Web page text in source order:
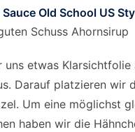
Old School US
Schuss Ahornsirup
uns etwas Klarsichtfolie
Darauf platzieren wir
Um eine möglichst
haben wir die